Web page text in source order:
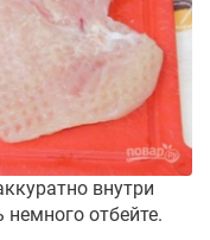
внутри
отбейте.